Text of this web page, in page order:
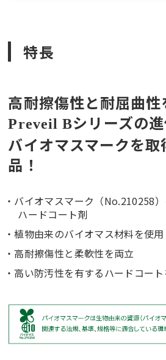
特長
高耐擦傷性と耐屈曲性
Preveil Bシリーズの
バイオマスマークを取
品！
バイオマスマーク（No.210258
ハードコート剤
植物由来のバイオマス材料を使用
高耐擦傷性と柔軟性を両立
高い防汚性を有するハードコー